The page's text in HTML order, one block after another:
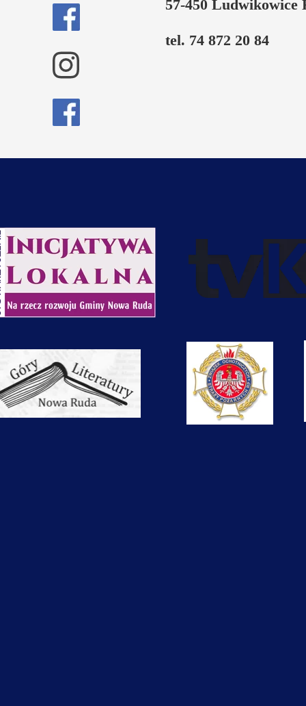
57-450 Ludwikowice
tel. 74 872 20 84